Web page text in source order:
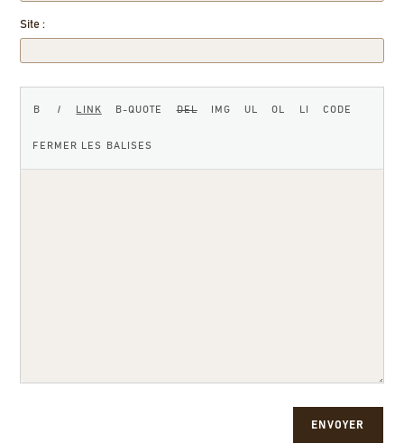
Site :
ENVOYER